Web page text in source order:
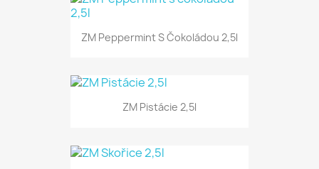
ZM Peppermint S Čokoládou 2,5l
ZM Pistácie 2,5l